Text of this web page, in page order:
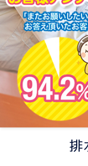
排